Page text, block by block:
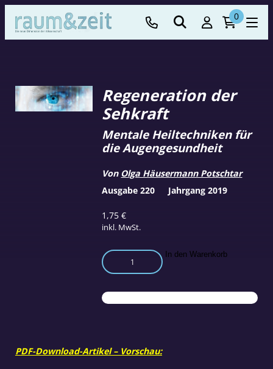
0
Regeneration der
Sehkraft
1,75€
inkl. MwSt.
Mentale Heiltechniken für
die Augengesundheit
Von Olga Häusermann Potschtar
Regeneration
der
Menge
In den Warenkorb
Ausgabe 220 Jahrgang 2019
PDF-Download-Artikel – Vorschau: